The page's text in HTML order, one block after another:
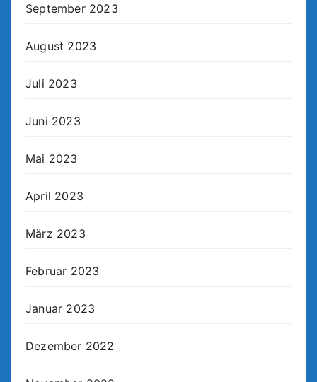
September 2023
August 2023
Juli 2023
Juni 2023
Mai 2023
April 2023
März 2023
Februar 2023
Januar 2023
Dezember 2022